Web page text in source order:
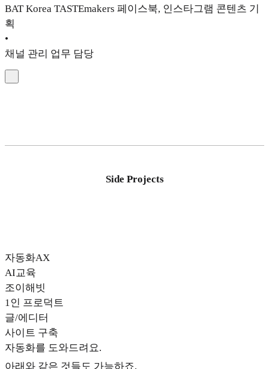
BAT Korea TASTEmakers 페이스북, 인스타그램 콘텐츠 기
획
•
채널 관리 업무 담당
Side Projects
자동화AX
AI교육
조이해빗
1인 프로덕트
글/에디터
사이트 구축
자동화를 도와드려요.
아래와 같은 것들도 가능하죠.